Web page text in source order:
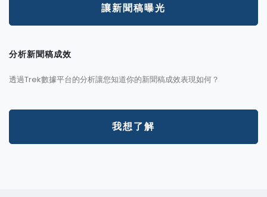
讓新聞稿曝光
分析新聞稿成效
透過Trek數據平台的分析讓您知道你的新聞稿成效表現如何？
我想了解